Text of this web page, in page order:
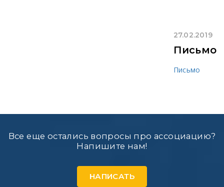
27.02.2019
Письмо
Письмо
Все еще остались вопросы про ассоциацию?
Напишите нам!
НАПИСАТЬ